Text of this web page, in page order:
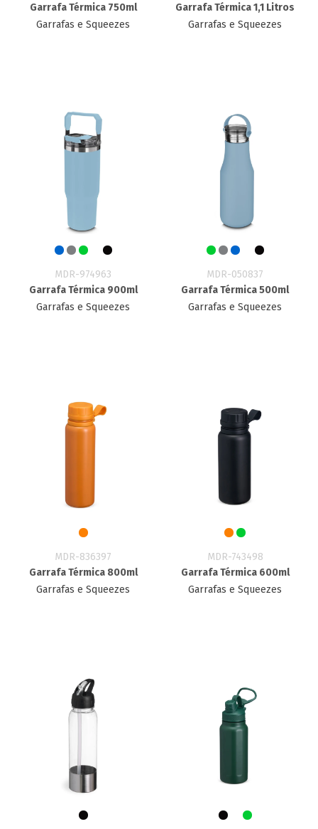
Garrafa Térmica 750ml
Garrafas e Squeezes
Garrafa Térmica 1,1 Litros
Garrafas e Squeezes
MDR-974963
Garrafa Térmica 900ml
Garrafas e Squeezes
MDR-050837
Garrafa Térmica 500ml
Garrafas e Squeezes
MDR-836397
Garrafa Térmica 800ml
Garrafas e Squeezes
MDR-743498
Garrafa Térmica 600ml
Garrafas e Squeezes